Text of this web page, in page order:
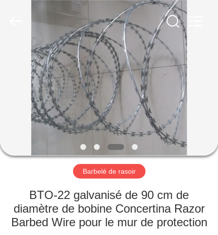
MAISON
PRODUITS
À
PROPOS
NOUS
VISITE
Barbelé de rasoir
BTO-22 galvanisé de 90 cm de
diamètre de bobine Concertina Razor
Barbed Wire pour le mur de protection